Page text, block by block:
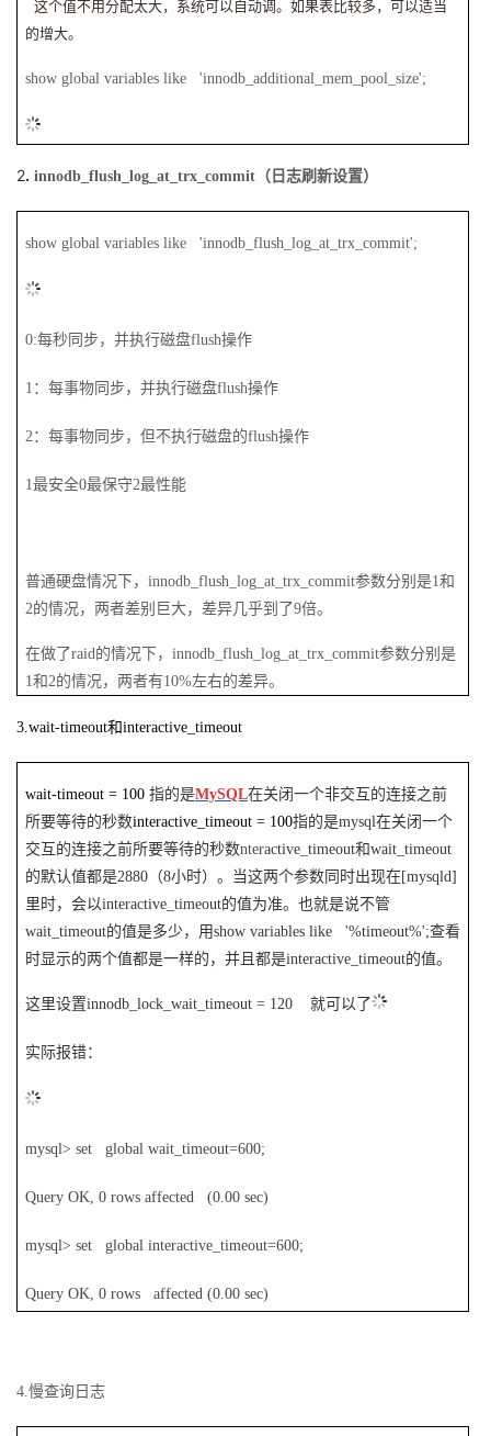
这个值不用分配太大，系统可以自动调。如果表比较多，可以适当
的增大。
show global variables like 'innodb_additional_mem_pool_size';
2. innodb_flush_log_at_trx_commit （日志刷新设置）
show global variables like 'innodb_flush_log_at_trx_commit';
0:每秒同步，并执行磁盘flush操作
1 ：每事物同步，并执行磁盘flush操作
2：每事物同步，但不执行磁盘的flush操作
1最安全0最保守2最性能
普通硬盘情况下，innodb_flush_log_at_trx_commit参数分别是1和
2的情况，两者差别巨大，差异几乎到了9倍。
在做了raid的情况下，innodb_flush_log_at_trx_commit参数分别是
1和2的情况，两者有10%左右的差异。
3.wait-timeout和interactive_timeout
wait-timeout = 100 指的是MySQL在关闭一个非交互的连接之前
所要等待的秒数interactive_timeout = 100指的是mysql在关闭一个
交互的连接之前所要等待的秒数nteractive_timeout和wait_timeout
的默认值都是2880（8小时）。当这两个参数同时出现在[mysqld]
里时，会以interactive_timeout的值为准。也就是说不管
wait_timeout的值是多少，用show variables like '%timeout%';查看
时显示的两个值都是一样的，并且都是interactive_timeout的值。
这里设置innodb_lock_wait_timeout = 120 就可以了
实际报错：
mysql> set global wait_timeout=600;
Query OK, 0 rows affected (0.00 sec)
mysql> set global interactive_timeout=600;
Query OK, 0 rows affected (0.00 sec)
4.慢查询日志